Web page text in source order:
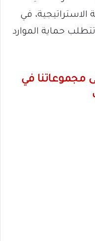
الاستراتيجية، في
حماية الموارد
مجموعاتنا في